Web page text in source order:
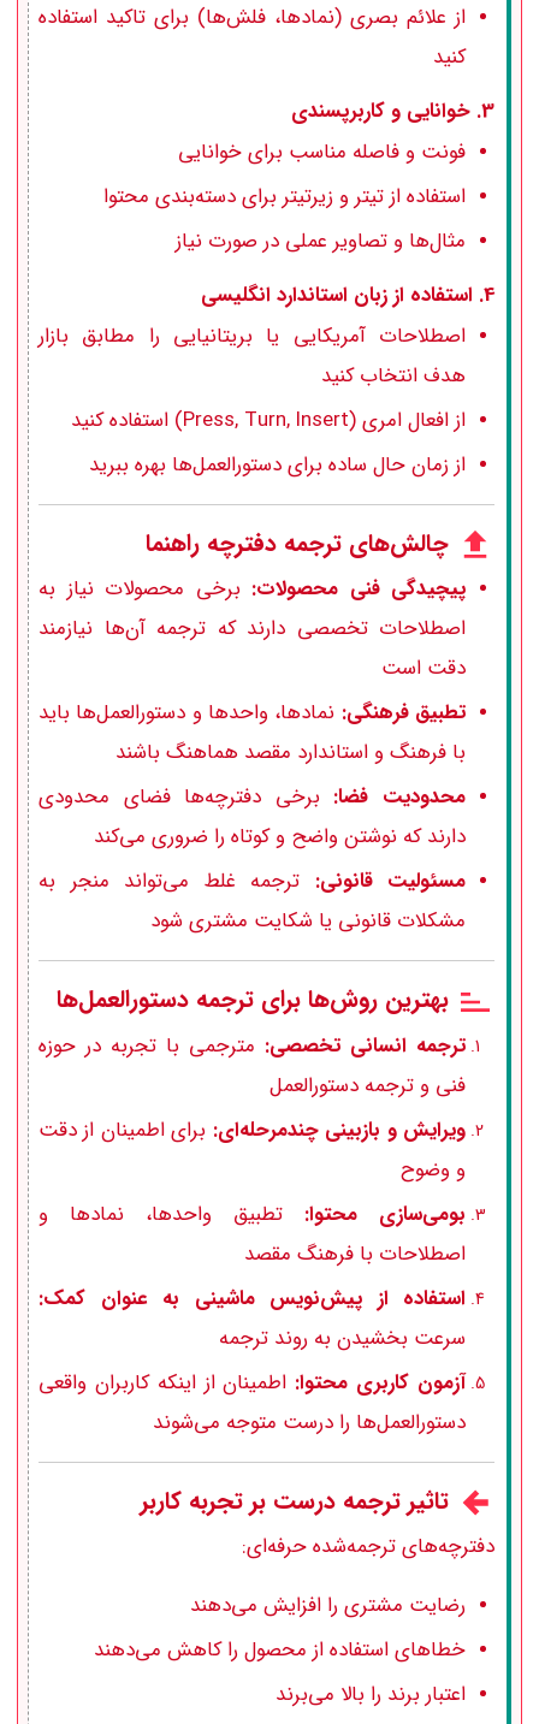
از علائم بصری (نمادها، فلش‌ها) برای تاکید استفاده
کنید
3. خوانایی و کاربرپسندی
فونت و فاصله مناسب برای خوانایی
استفاده از تیتر و زیرتیتر برای دسته‌بندی محتوا
مثال‌ها و تصاویر عملی در صورت نیاز
4. استفاده از زبان استاندارد انگلیسی
اصطلاحات آمریکایی یا بریتانیایی را مطابق بازار
هدف انتخاب کنید
از افعال امری (Press, Turn, Insert) استفاده کنید
از زمان حال ساده برای دستورالعمل‌ها بهره ببرید
چالش‌های ترجمه دفترچه راهنما
پیچیدگی فنی محصولات: برخی محصولات نیاز به
اصطلاحات تخصصی دارند که ترجمه آن‌ها نیازمند
دقت است
تطبیق فرهنگی: نمادها، واحدها و دستورالعمل‌ها باید
با فرهنگ و استاندارد مقصد هماهنگ باشند
محدودیت فضا: برخی دفترچه‌ها فضای محدودی
دارند که نوشتن واضح و کوتاه را ضروری می‌کند
مسئولیت قانونی: ترجمه غلط می‌تواند منجر به
مشکلات قانونی یا شکایت مشتری شود
بهترین روش‌ها برای ترجمه دستورالعمل‌ها
ترجمه انسانی تخصصی: مترجمی با تجربه در حوزه
فنی و ترجمه دستورالعمل
ویرایش و بازبینی چندمرحله‌ای: برای اطمینان از دقت
و وضوح
بومی‌سازی محتوا: تطبیق واحدها، نمادها و
اصطلاحات با فرهنگ مقصد
استفاده از پیش‌نویس ماشینی به عنوان کمک:
سرعت بخشیدن به روند ترجمه
آزمون کاربری محتوا: اطمینان از اینکه کاربران واقعی
دستورالعمل‌ها را درست متوجه می‌شوند
تاثیر ترجمه درست بر تجربه کاربر
دفترچه‌های ترجمه‌شده حرفه‌ای:
رضایت مشتری را افزایش می‌دهند
خطاهای استفاده از محصول را کاهش می‌دهند
اعتبار برند را بالا می‌برند